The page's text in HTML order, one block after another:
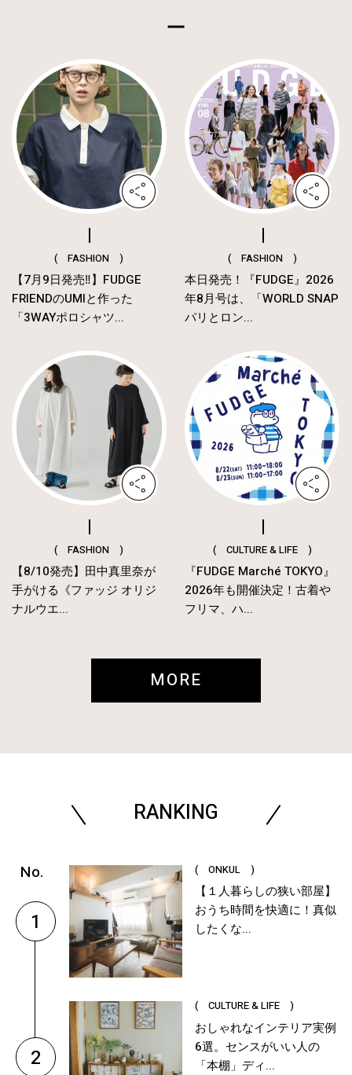
( FASHION )
【7月9日発売‼︎】FUDGE
FRIENDのUMIと作った
「3WAYポロシャツ...
( FASHION )
本日発売！『FUDGE』2026
年8月号は、「WORLD SNAP
パリとロン...
( FASHION )
【8/10発売】田中真里奈が
手がける《ファッジ オリジ
ナルウエ...
( CULTURE & LIFE )
『FUDGE Marché TOKYO』
2026年も開催決定！古着や
フリマ、ハ...
MORE
RANKING
1
( ONKUL )
【１人暮らしの狭い部屋】
おうち時間を快適に！真似
したくな...
2
( CULTURE & LIFE )
おしゃれなインテリア実例
6選。センスがいい人の
「本棚」ディ...